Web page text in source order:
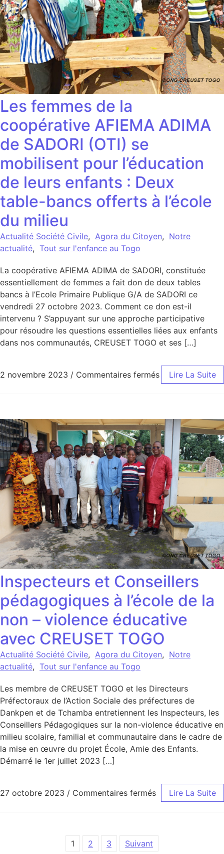
Les femmes de la
coopérative AFIEMA ADIMA
de SADORI (OTI) se
mobilisent pour l’éducation
de leurs enfants : Deux
table-bancs offerts à l’école
du milieu
Actualité Société Civile, Agora du Citoyen, Notre
actualité, Tout sur l'enfance au Togo
La coopérative AFIEMA ADIMA de SADORI, constituée
essentiellement de femmes a fait don de deux tables
bancs à l’Ecole Primaire Publique G/A de SADORI ce
vendredi 27 octobre 2023. Comment ce don est-il
intervenu ? S’appuyant sur une approche participative
pour résoudre les questions essentielles liées aux enfants
dans nos communautés, CREUSET TOGO et ses […]
2 novembre 2023 / Commentaires ferméssur Les femmes
Lire La Suite
Inspecteurs et Conseillers
pédagogiques à l’école de la
non – violence éducative
avec CREUSET TOGO
Actualité Société Civile, Agora du Citoyen, Notre
actualité, Tout sur l'enfance au Togo
Les membre de CREUSET TOGO et les Directeurs
Préfectoraux de l’Action Sociale des préfectures de
Dankpen et de Tchamba entretiennent les Inspecteurs, les
Conseillers Pédagogiques sur la non-violence éducative en
milieu scolaire, familial et communautaire dans le cadre de
la mise en œuvre du projet École, Amie des Enfants.
Démarré le 1er juillet 2023 […]
27 octobre 2023 / Commentaires ferméssur Inspecteurs
Lire La Suite
Pagination des publications
1 2 3 Suivant